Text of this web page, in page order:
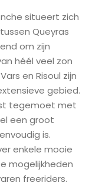
situeert zich
Queyras
om zijn
héél veel zon
en Risoul zijn
gebied.
tegemoet met
een groot
is.
enkele mooie
mogelijkheden
freeriders.